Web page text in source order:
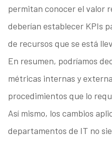
permitan conocer el valor
deberían establecer KPIs
de recursos que se está
En resumen, podríamos
métricas internas y
procedimientos que lo
Así mismo, los cambios
departamentos de IT no